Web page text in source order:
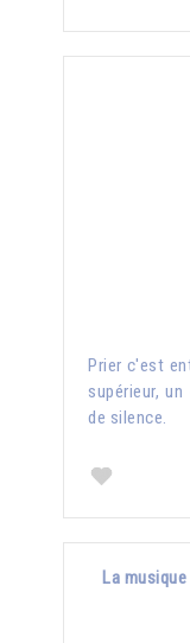
Prier c'est
supérieur,
de silence.
La